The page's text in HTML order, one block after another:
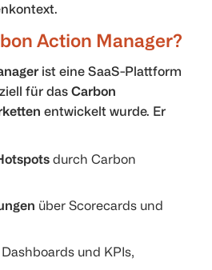
Action Manager?
ist eine SaaS-Plattform
für das Carbon
entwickelt wurde. Er
durch Carbon
über Scorecards und
und KPIs,